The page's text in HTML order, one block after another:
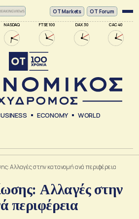
NASDAQ FTSE 100 DAX 30 CAC 40
ΟΤ Markets OT Forum
ECONOMY WORLD
Αλλαγές στην κατανομή ανά περιφέρεια
Αλλαγές στην
περιφέρεια